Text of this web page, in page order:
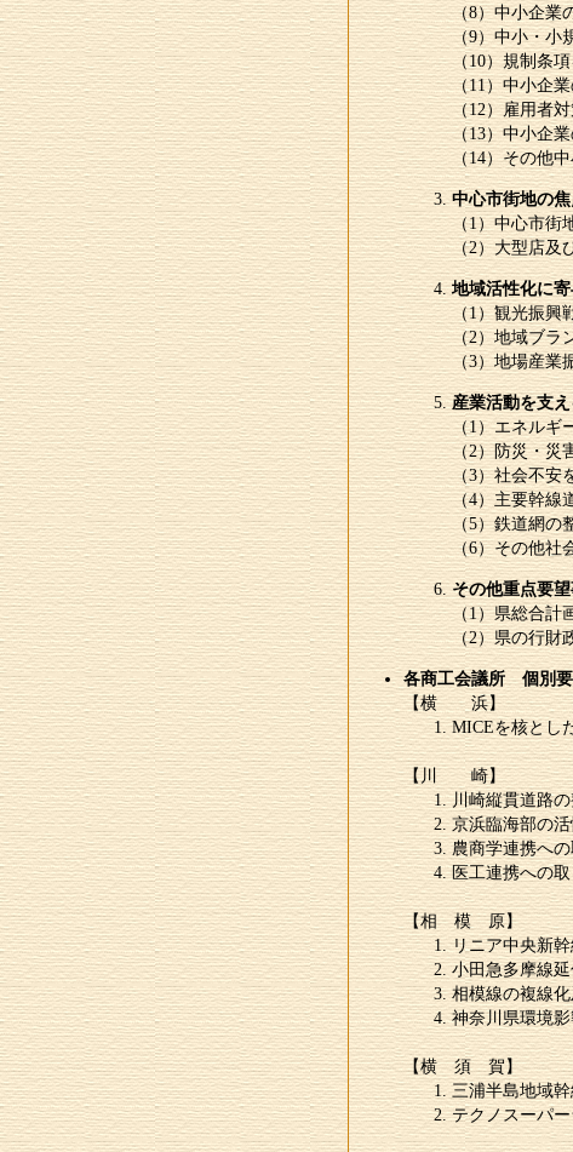
（8）中小企業
（9）中小・小
（10）規制条
（11）中小企
（12）雇用者
（13）中小企
（14）その他
中心市街地の
（1）中心市街
（2）大型店及
地域活性化に
（1）観光振興
（2）地域ブラ
（3）地場産業
産業活動を支
（1）エネルギ
（2）防災・災
（3）社会不安
（4）主要幹線
（5）鉄道網の
（6）その他社
その他重点要
（1）県総合計
（2）県の行財
各商工会議所 個別
【横 浜】
MICEを核とし
【川 崎】
川崎縦貫道路
京浜臨海部の
農商学連携へ
医工連携への
【相 模 原】
リニア中央新
小田急多摩線
相模線の複線
神奈川県環境
【横 須 賀】
三浦半島地域
テクノスーパ